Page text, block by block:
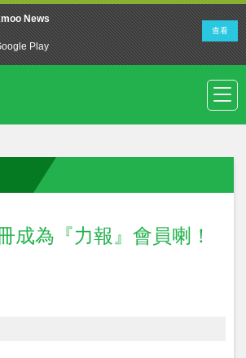
成為『力報』會員喇！